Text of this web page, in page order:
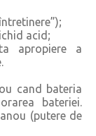
acid;
apropiere a
cand bateria
bateriei.
(putere de